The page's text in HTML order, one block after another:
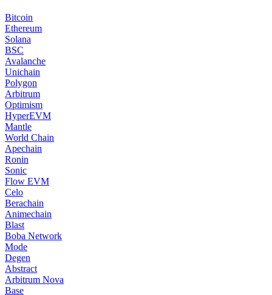
Bitcoin
Ethereum
Solana
BSC
Avalanche
Unichain
Polygon
Arbitrum
Optimism
HyperEVM
Mantle
World Chain
Apechain
Ronin
Sonic
Flow EVM
Celo
Berachain
Animechain
Blast
Boba Network
Mode
Degen
Abstract
Arbitrum Nova
Base